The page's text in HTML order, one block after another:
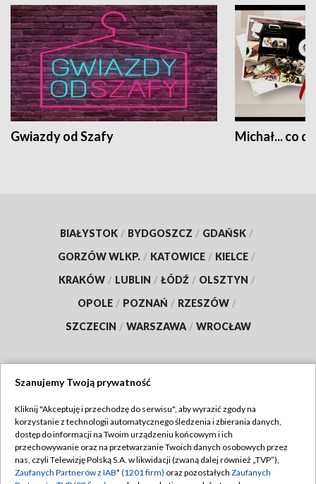
Gwiazdy od Szafy Michał... co
BIAŁYSTOK / BYDGOSZCZ / GDAŃSK /
GORZÓW WLKP. / KATOWICE / KIELCE /
KRAKÓW / LUBLIN / ŁÓDŹ / OLSZTYN /
OPOLE / POZNAŃ / RZESZÓW /
SZCZECIN / WARSZAWA / WROCŁAW
TVP
Abonament TVP
Emisja w TVP
Regulamin TVP
Polityka prywatności
Szanujemy Twoją prywatność
Kliknij "Akceptuję i przechodzę do serwisu", aby wyrazić zgody na
korzystanie z technologii automatycznego śledzenia i zbierania danych,
dostęp do informacji na Twoim urządzeniu końcowym i ich
przechowywanie oraz na przetwarzanie Twoich danych osobowych przez
nas, czyli Telewizję Polską S.A. w likwidacji (zwaną dalej również „TVP”),
Zaufanych Partnerów z IAB* (1201 firm) oraz pozostałych Zaufanych